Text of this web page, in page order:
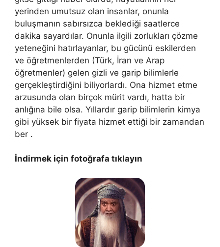
yerinden umutsuz olan insanlar, onunla
buluşmanın sabırsızca beklediği saatlerce
dakika sayardılar. Onunla ilgili zorlukları çözme
yeteneğini hatırlayanlar, bu gücünü eskilerden
ve öğretmenlerden (Türk, İran ve Arap
öğretmenler) gelen gizli ve garip bilimlerle
gerçekleştirdiğini biliyorlardı. Ona hizmet etme
arzusunda olan birçok mürit vardı, hatta bir
anlığına bile olsa. Yıllardır garip bilimlerin kimya
gibi yüksek bir fiyata hizmet ettiği bir zamandan
ber .
İndirmek için fotoğrafa tıklayın